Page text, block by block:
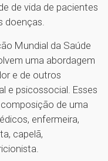
de vida de pacientes
doenças.
Mundial da Saúde
uma abordagem
e de outros
e psicossocial. Esses
de uma
enfermeira,
capelã,